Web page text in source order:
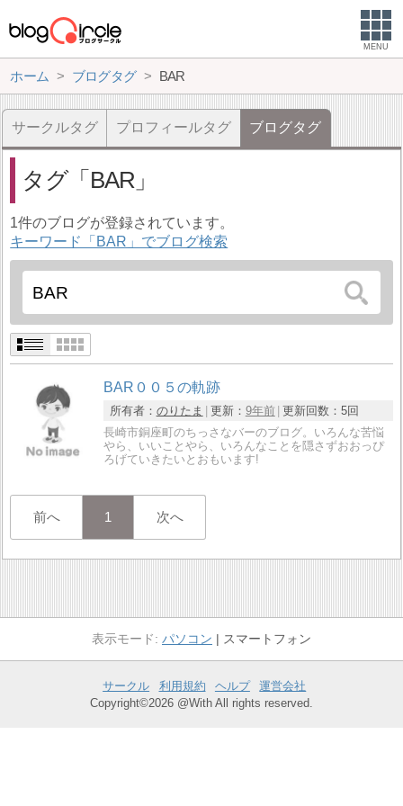
MENU
ホーム ブログタグ BAR
サークルタグ プロフィールタグ ブログタグ
タグ BAR
1件のブログが登録されています。
キーワード「BAR」でブログ検索
BAR００５の軌跡
所有者： のりたま 更新： 9年前 更新回数： 5回
長崎市銅座町のちっさなバーのブログ。いろんな苦悩
やら、いいことやら、いろんなことを隠さずおおっぴ
ろげていきたいとおもいます!
前へ 1 次へ
パソコン スマートフォン
サークル 利用規約 ヘルプ
運営会社
Copyright©2026 @With All rights reserved.